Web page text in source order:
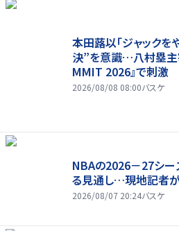
本田蕗以「ジャックを
決”を意識…八村塁主
MMIT 2026』で刺激
2026/08/08 08:00バスケ
NBAの2026－27シ
る見通し…現地記者
2026/08/07 20:24バスケ